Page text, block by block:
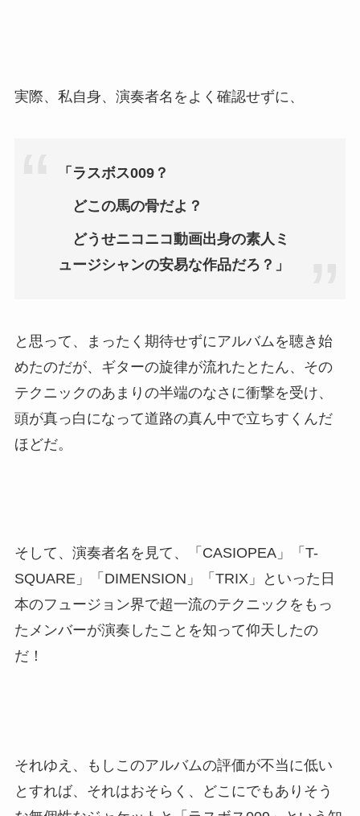
実際、私自身、演奏者名をよく確認せずに、
「ラスボス009？
どこの馬の骨だよ？
どうせニコニコ動画出身の素人ミ
ュージシャンの安易な作品だろ？」
と思って、まったく期待せずにアルバムを聴き始
めたのだが、ギターの旋律が流れたとたん、その
テクニックのあまりの半端のなさに衝撃を受け、
頭が真っ白になって道路の真ん中で立ちすくんだ
ほどだ。
そして、演奏者名を見て、「CASIOPEA」「T-
SQUARE」「DIMENSION」「TRIX」といった日
本のフュージョン界で超一流のテクニックをもっ
たメンバーが演奏したことを知って仰天したの
だ！
それゆえ、もしこのアルバムの評価が不当に低い
とすれば、それはおそらく、どこにでもありそう